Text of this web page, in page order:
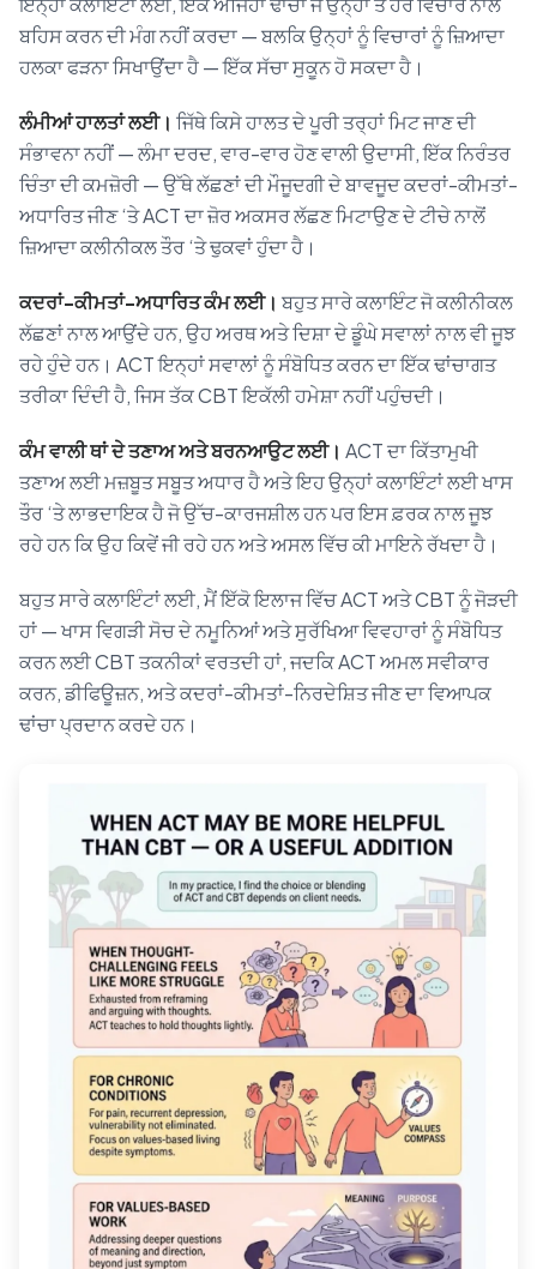
ਬਹਿਸ ਕਰਨ ਦੀ ਮੰਗ ਨਹੀਂ ਕਰਦਾ — ਬਲਕਿ ਉਨ੍ਹਾਂ ਨੂੰ ਵਿਚਾਰਾਂ ਨੂੰ ਜ਼ਿਆਦਾ
ਹਲਕਾ ਫੜਨਾ ਸਿਖਾਉਂਦਾ ਹੈ — ਇੱਕ ਸੱਚਾ ਸੁਕੂਨ ਹੋ ਸਕਦਾ ਹੈ।
ਲੰਮੀਆਂ ਹਾਲਤਾਂ ਲਈ। ਜਿੱਥੇ ਕਿਸੇ ਹਾਲਤ ਦੇ ਪੂਰੀ ਤਰ੍ਹਾਂ ਮਿਟ ਜਾਣ ਦੀ
ਸੰਭਾਵਨਾ ਨਹੀਂ — ਲੰਮਾ ਦਰਦ, ਵਾਰ-ਵਾਰ ਹੋਣ ਵਾਲੀ ਉਦਾਸੀ, ਇੱਕ ਨਿਰੰਤਰ
ਚਿੰਤਾ ਦੀ ਕਮਜ਼ੋਰੀ — ਉੱਥੇ ਲੱਛਣਾਂ ਦੀ ਮੌਜੂਦਗੀ ਦੇ ਬਾਵਜੂਦ ਕਦਰਾਂ-ਕੀਮਤਾਂ-
ਅਧਾਰਿਤ ਜੀਣ ‘ਤੇ ACT ਦਾ ਜ਼ੋਰ ਅਕਸਰ ਲੱਛਣ ਮਿਟਾਉਣ ਦੇ ਟੀਚੇ ਨਾਲੋਂ
ਜ਼ਿਆਦਾ ਕਲੀਨੀਕਲ ਤੌਰ ‘ਤੇ ਢੁਕਵਾਂ ਹੁੰਦਾ ਹੈ।
ਕਦਰਾਂ-ਕੀਮਤਾਂ-ਅਧਾਰਿਤ ਕੰਮ ਲਈ। ਬਹੁਤ ਸਾਰੇ ਕਲਾਇੰਟ ਜੋ ਕਲੀਨੀਕਲ
ਲੱਛਣਾਂ ਨਾਲ ਆਉਂਦੇ ਹਨ, ਉਹ ਅਰਥ ਅਤੇ ਦਿਸ਼ਾ ਦੇ ਡੂੰਘੇ ਸਵਾਲਾਂ ਨਾਲ ਵੀ ਜੂਝ
ਰਹੇ ਹੁੰਦੇ ਹਨ। ACT ਇਨ੍ਹਾਂ ਸਵਾਲਾਂ ਨੂੰ ਸੰਬੋਧਿਤ ਕਰਨ ਦਾ ਇੱਕ ਢਾਂਚਾਗਤ
ਤਰੀਕਾ ਦਿੰਦੀ ਹੈ, ਜਿਸ ਤੱਕ CBT ਇਕੱਲੀ ਹਮੇਸ਼ਾ ਨਹੀਂ ਪਹੁੰਚਦੀ।
ਕੰਮ ਵਾਲੀ ਥਾਂ ਦੇ ਤਣਾਅ ਅਤੇ ਬਰਨਆਉਟ ਲਈ। ACT ਦਾ ਕਿੱਤਾਮੁਖੀ
ਤਣਾਅ ਲਈ ਮਜ਼ਬੂਤ ਸਬੂਤ ਅਧਾਰ ਹੈ ਅਤੇ ਇਹ ਉਨ੍ਹਾਂ ਕਲਾਇੰਟਾਂ ਲਈ ਖਾਸ
ਤੌਰ ‘ਤੇ ਲਾਭਦਾਇਕ ਹੈ ਜੋ ਉੱਚ-ਕਾਰਜਸ਼ੀਲ ਹਨ ਪਰ ਇਸ ਫ਼ਰਕ ਨਾਲ ਜੂਝ
ਰਹੇ ਹਨ ਕਿ ਉਹ ਕਿਵੇਂ ਜੀ ਰਹੇ ਹਨ ਅਤੇ ਅਸਲ ਵਿੱਚ ਕੀ ਮਾਇਨੇ ਰੱਖਦਾ ਹੈ।
ਬਹੁਤ ਸਾਰੇ ਕਲਾਇੰਟਾਂ ਲਈ, ਮੈਂ ਇੱਕੋ ਇਲਾਜ ਵਿੱਚ ACT ਅਤੇ CBT ਨੂੰ ਜੋੜਦੀ
ਹਾਂ — ਖਾਸ ਵਿਗੜੀ ਸੋਚ ਦੇ ਨਮੂਨਿਆਂ ਅਤੇ ਸੁਰੱਖਿਆ ਵਿਵਹਾਰਾਂ ਨੂੰ ਸੰਬੋਧਿਤ
ਕਰਨ ਲਈ CBT ਤਕਨੀਕਾਂ ਵਰਤਦੀ ਹਾਂ, ਜਦਕਿ ACT ਅਮਲ ਸਵੀਕਾਰ
ਕਰਨ, ਡੀਫਿਊਜ਼ਨ, ਅਤੇ ਕਦਰਾਂ-ਕੀਮਤਾਂ-ਨਿਰਦੇਸ਼ਿਤ ਜੀਣ ਦਾ ਵਿਆਪਕ
ਢਾਂਚਾ ਪ੍ਰਦਾਨ ਕਰਦੇ ਹਨ।